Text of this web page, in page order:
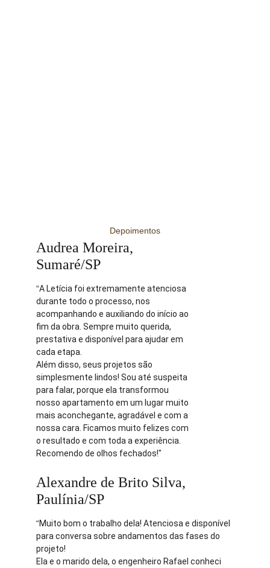
Audrea Moreira,
Sumaré/SP
“A Letícia foi extremamente atenciosa
durante todo o processo, nos
acompanhando e auxiliando do início ao
fim da obra. Sempre muito querida,
prestativa e disponível para ajudar em
cada etapa.
Além disso, seus projetos são
simplesmente lindos! Sou até suspeita
para falar, porque ela transformou
nosso apartamento em um lugar muito
mais aconchegante, agradável e com a
nossa cara. Ficamos muito felizes com
o resultado e com toda a experiência.
Recomendo de olhos fechados!"
Depoimentos
Alexandre de Brito Silva,
Paulínia/SP
“Muito bom o trabalho dela! Atenciosa e disponível
para conversa sobre andamentos das fases do
projeto!
Ela e o marido dela, o engenheiro Rafael conheci